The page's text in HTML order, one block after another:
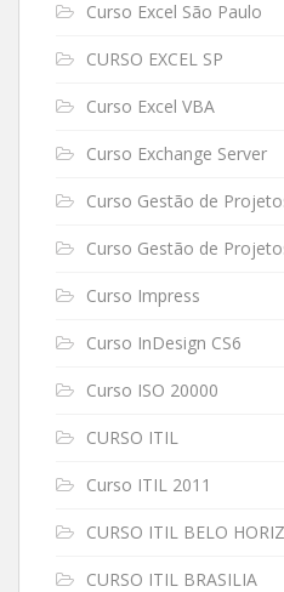
Curso Excel São Paulo
CURSO EXCEL SP
Curso Excel VBA
Curso Exchange Server
Curso Gestão de
Curso Gestão de
Curso Impress
Curso InDesign CS6
Curso ISO 20000
CURSO ITIL
Curso ITIL 2011
CURSO ITIL BELO
CURSO ITIL BRASILIA